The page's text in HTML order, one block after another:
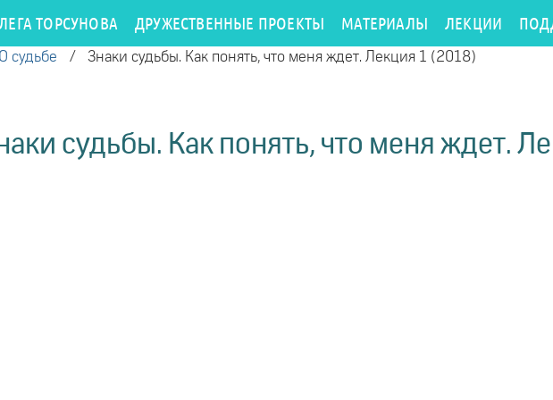
ТОРСУНОВА ДРУЖЕСТВЕННЫЕ ПРОЕКТЫ МАТЕРИАЛЫ ЛЕКЦИИ
О судьбе / Знаки судьбы. Как понять, что меня ждет. Лекция 1 (2018)
судьбы. Как понять, что меня ждет.